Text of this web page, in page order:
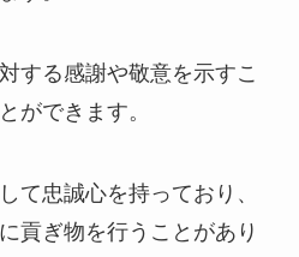
する感謝や敬意を示すこ
ができます。
て忠誠心を持っており、
貢ぎ物を行うことがあり